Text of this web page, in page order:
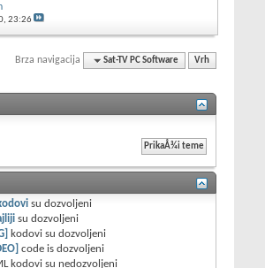
23:26
Brza navigacija Sat-TV PC Software Vrh
sudozvoljeni
sudozvoljeni
kodovi sudozvoljeni
code isdozvoljeni
kodovi su nedozvoljeni